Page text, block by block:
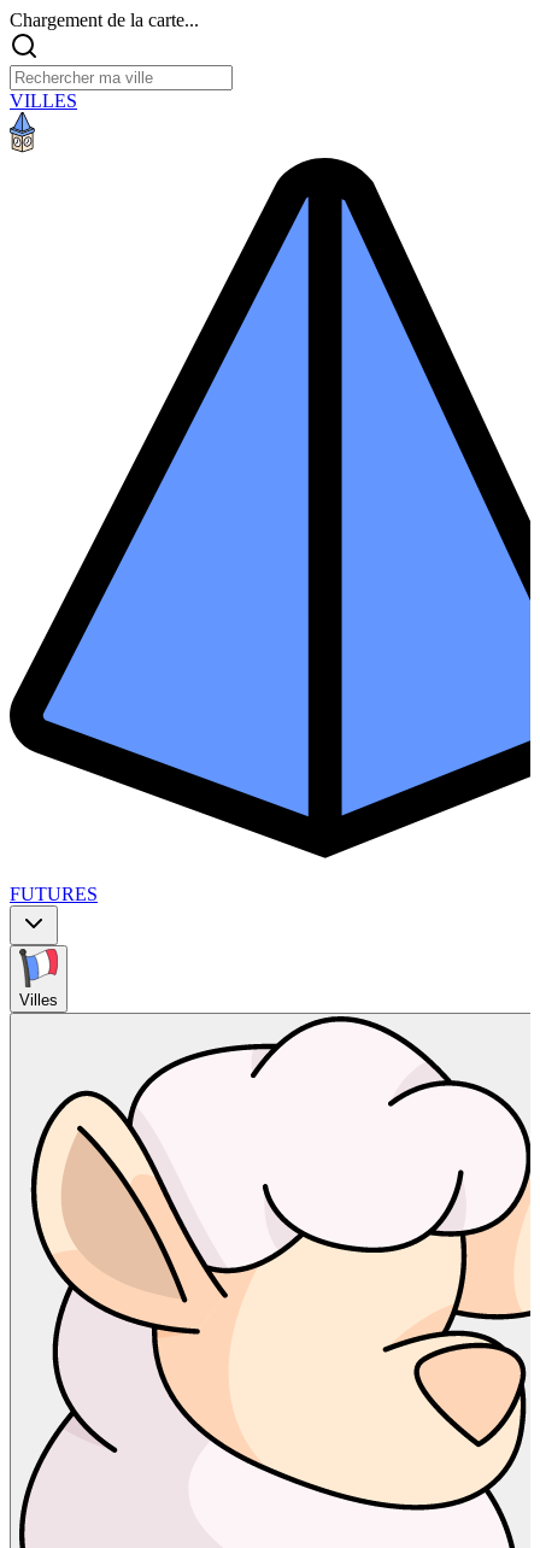
Chargement de la carte...
VILLES
FUTURES
Villes